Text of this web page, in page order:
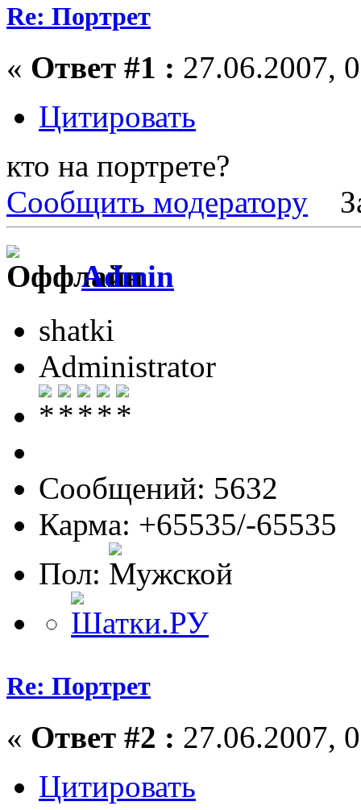
Re: Портрет
« Ответ #1 : 27.06.2007,
Цитировать
кто на портретe?
Сообщить модератору
Admin
shatki
Administrator
Сообщений: 5632
Карма: +65535/-65535
Пол:
Re: Портрет
« Ответ #2 : 27.06.2007,
Цитировать